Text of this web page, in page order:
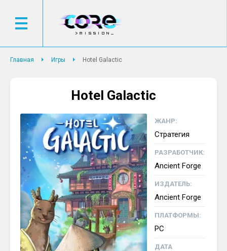
Главная Игры Hotel Galactic
Hotel Galactic
ЖАНР:
Стратегия
РАЗРАБОТЧИК:
Ancient Forge
ИЗДАТЕЛЬ:
Ancient Forge
ПЛАТФОРМЫ:
PC
ДАТА